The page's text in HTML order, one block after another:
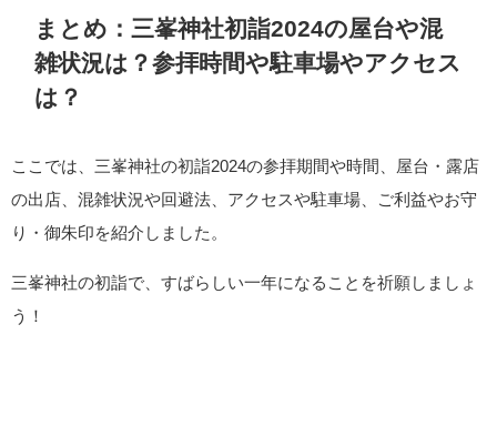
まとめ：三峯神社初詣2024の屋台や混
雑状況は？参拝時間や駐車場やアクセス
は？
ここでは、三峯神社の初詣2024の参拝期間や時間、屋台・露店
の出店、混雑状況や回避法、アクセスや駐車場、ご利益やお守
り・御朱印を紹介しました。
三峯神社の初詣で、すばらしい一年になることを祈願しましょ
う！